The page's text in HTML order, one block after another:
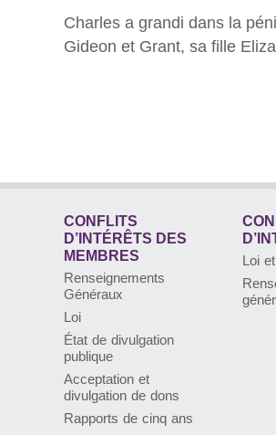
Charles a grandi dans la
Gideon et Grant, sa fille
CONFLITS
D’INTÉRÊTS DES
MEMBRES
Renseignements
Généraux
Loi
État de divulgation
publique
Acceptation et
divulgation de dons
Rapports de cinq ans
Loi